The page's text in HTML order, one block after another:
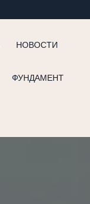
НОВОСТИ
ФУНДАМЕНТ